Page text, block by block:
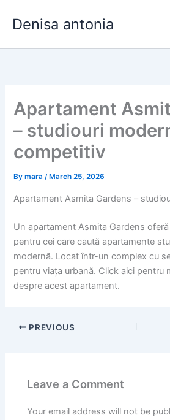
Denisa antonia
Apartament
– studiouri
competitiv
Bymara/ March 25, 2026
Apartament Asmita Gardens –
Un apartament Asmita Gardens
pentru cei care caută apartamente
modernă. Locat într-un complex cu
pentru viața urbană. Click aici pentru
despre acest apartament.
PREVIOUS
Leave a Comment
Your email address will not be